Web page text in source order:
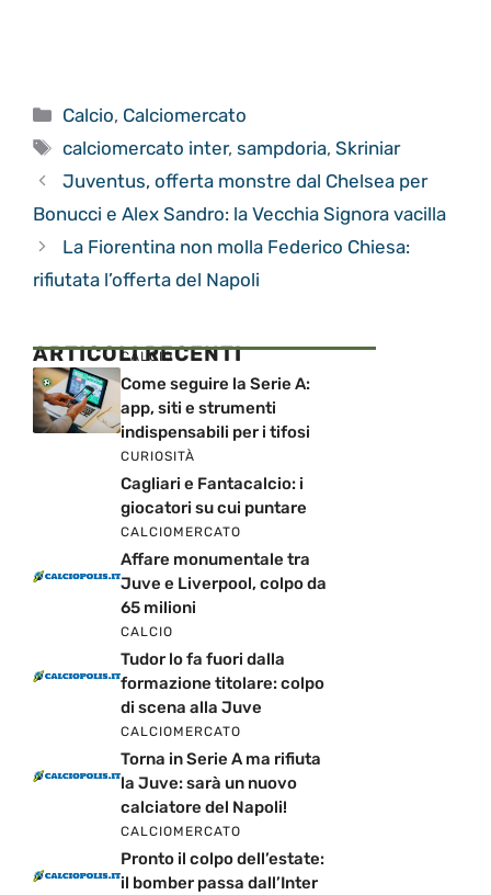
Categorie
Calcio, Calciomercato
Tag
calciomercato inter,sampdoria,Skriniar
Juventus, offerta monstre dal Chelsea per
Bonucci e Alex Sandro: la Vecchia Signora vacilla
La Fiorentina non molla Federico Chiesa:
rifiutata l’offerta del Napoli
ARTICOLI RECENTI
CALCIO
Come seguire la Serie A:
app, siti e strumenti
indispensabili per i tifosi
CURIOSITÀ
Cagliari e Fantacalcio: i
giocatori su cui puntare
CALCIOMERCATO
Affare monumentale tra
Juve e Liverpool, colpo da
65 milioni
CALCIO
Tudor lo fa fuori dalla
formazione titolare: colpo
di scena alla Juve
CALCIOMERCATO
Torna in Serie A ma rifiuta
la Juve: sarà un nuovo
calciatore del Napoli!
CALCIOMERCATO
Pronto il colpo dell’estate:
il bomber passa dall’Inter